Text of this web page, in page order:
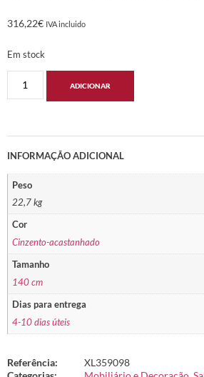
316,22€ IVA incluido
Em stock
ADICIONAR
INFORMAÇÃO ADICIONAL
Peso
22,7 kg
Cor
Cinzento-acastanhado
Tamanho
140 cm
Dias para entrega
4-10 dias úteis
Referência:
XL359098